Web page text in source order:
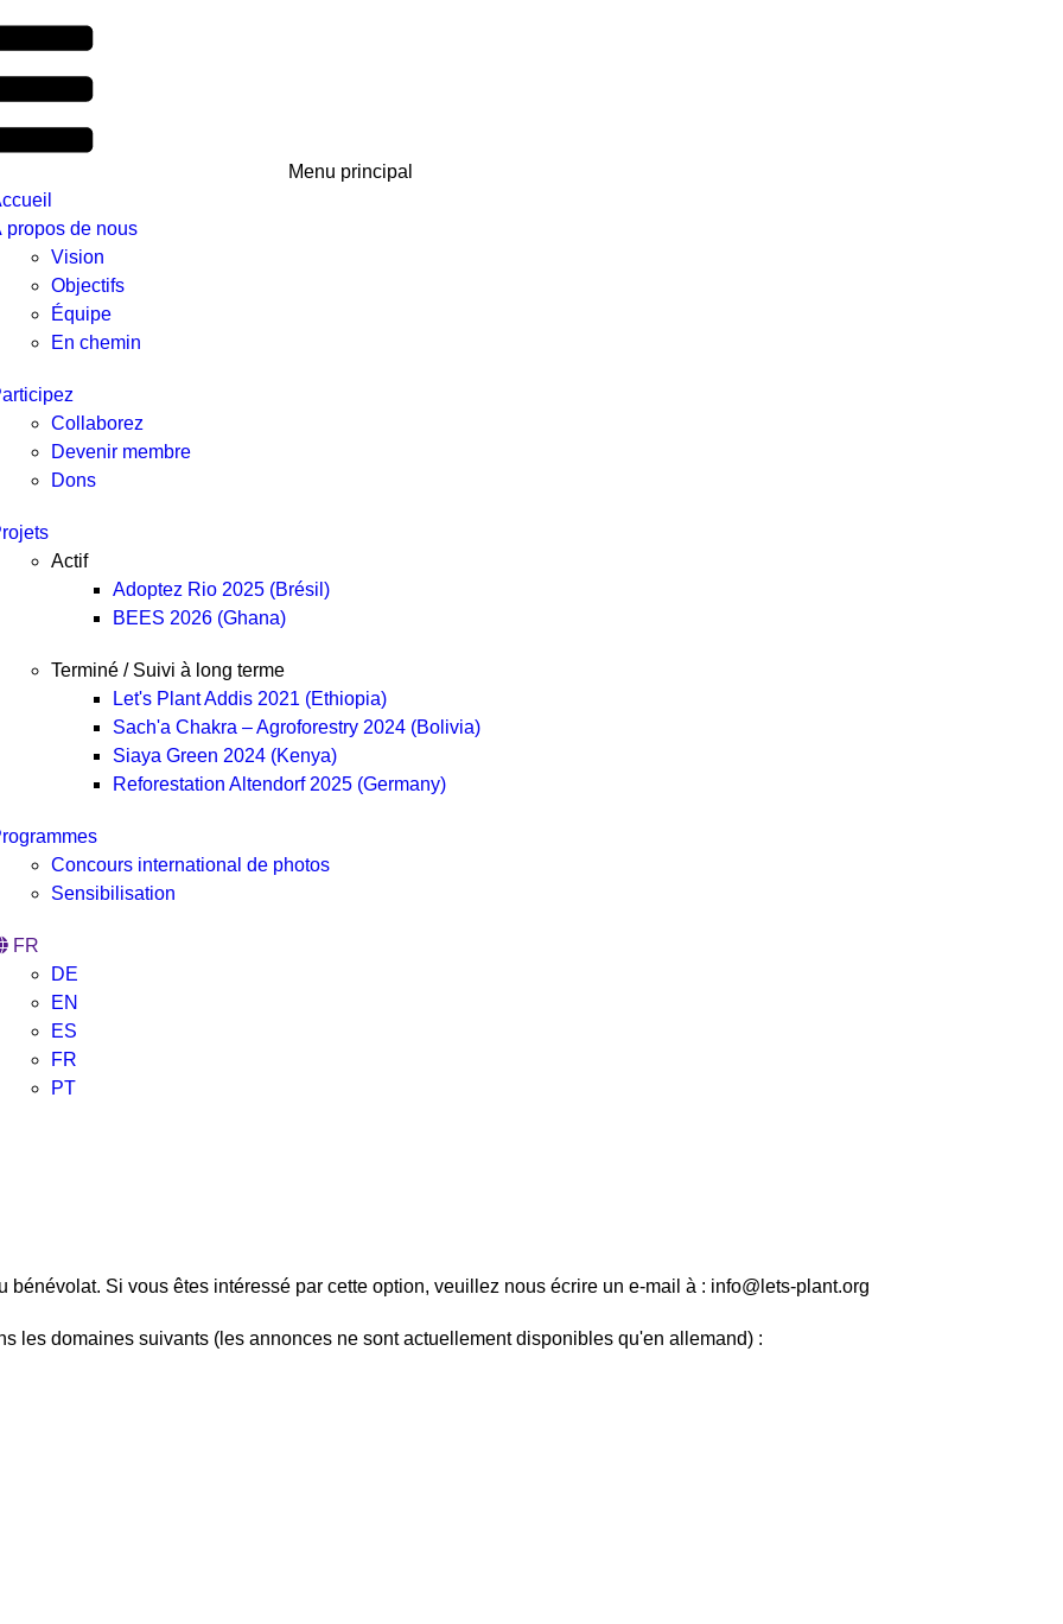
Menu principal
propos de nous
Vision
Objectifs
Équipe
En chemin
Collaborez
Devenir membre
Dons
Actif
Adoptez Rio 2025 (Brésil)
BEES 2026 (Ghana)
Terminé / Suivi à long terme
Let's Plant Addis 2021 (Ethiopia)
Sach'a Chakra – Agroforestry 2024 (Bolivia)
Siaya Green 2024 (Kenya)
Reforestation Altendorf 2025 (Germany)
Concours international de photos
Sensibilisation
FR
DE
EN
ES
FR
PT
bénévolat. Si vous êtes intéressé par cette option, veuillez nous écrire un e-mail à : info@lets-plant.org
les domaines suivants (les annonces ne sont actuellement disponibles qu'en allemand) :